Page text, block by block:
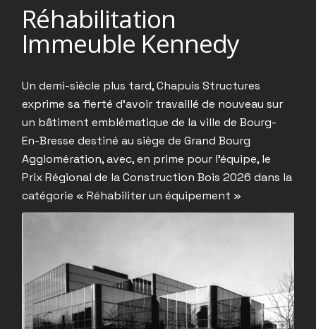
Réhabilitation
Immeuble Kennedy
Un demi-siècle plus tard, Chapuis Structures
exprime sa fierté d’avoir travaillé de nouveau sur
un bâtiment emblématique de la ville de Bourg-
En-Bresse destiné au siège de Grand Bourg
Agglomération, avec, en prime pour l’équipe, le
Prix Régional de la Construction Bois 2026 dans la
catégorie « Réhabiliter un équipement »